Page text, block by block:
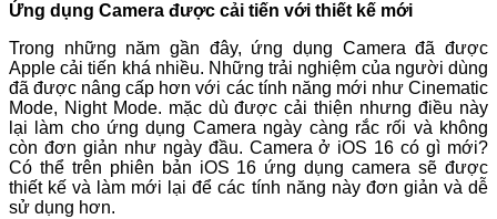
Ứng dụng Camera được cải tiến với thiết kế mới
Trong những năm gần đây, ứng dụng Camera đã được
Apple cải tiến khá nhiều. Những trải nghiệm của người dùng
đã được nâng cấp hơn với các tính năng mới như Cinematic
Mode, Night Mode. mặc dù được cải thiện nhưng điều này
lại làm cho ứng dụng Camera ngày càng rắc rối và không
còn đơn giản như ngày đầu. Camera ở iOS 16 có gì mới?
Có thể trên phiên bản iOS 16 ứng dụng camera sẽ được
thiết kế và làm mới lại để các tính năng này đơn giản và dễ
sử dụng hơn.